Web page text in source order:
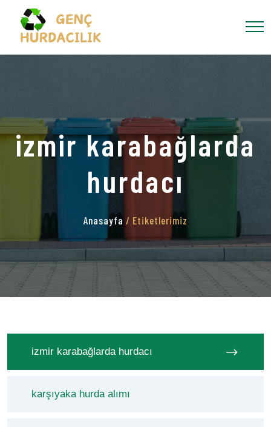
izmir karabağlarda
hurdacı
Anasayfa / Etiketlerimiz
izmir karabağlarda hurdacı
karşıyaka hurda alımı